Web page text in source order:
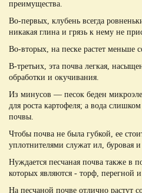
преимущества.
Во-первых, клубень всегда
никакая глина и грязь к нему не
Во-вторых, на песке растет меньше
В-третьих, эта почва легкая,
обработки и окучивания.
Из минусов — песок беден
для роста картофеля; а вода
почвы.
Чтобы почва не была губкой, ее
уплотнителями служат ил, буровая
Нуждается песчаная почва также в
которых являются - торф, перегной
На песчаной почве отлично растут